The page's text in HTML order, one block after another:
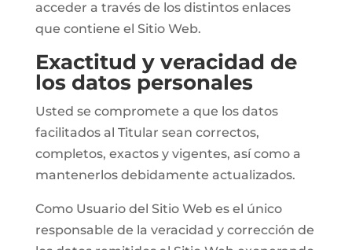
acceder a través de los distintos enlaces
que contiene el Sitio Web.
Exactitud y veracidad de
los datos personales
Usted se compromete a que los datos
facilitados al Titular sean correctos,
completos, exactos y vigentes, así como a
mantenerlos debidamente actualizados.
Como Usuario del Sitio Web es el único
responsable de la veracidad y corrección de